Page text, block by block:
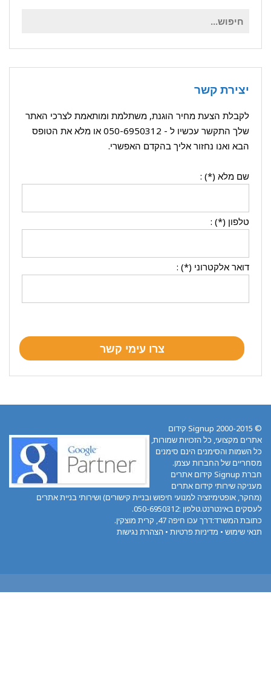
יצירת קשר
לקבלת הצעת מחיר הוגנת, משתלמת ומותאמת לצרכי האתר
שלך התקשר עכשיו ל - 050-6950312או מלא את הטופס
הבא ואנו נחזור אליך בהקדם האפשרי.
שם מלא (*) :
טלפון (*) :
דואר אלקטרוני (*) :
© 2000-2015 Signup קידום
מקצועי, כל הזכויות שמורות,
השמות והסימנים הינם סימנים
של החברות עצמן.
חברת Signup קידום אתרים
שירותי קידום אתרים
אופטימיזציה למנועי חיפוש ובניית קישורים) ושירותי בניית אתרים
באינטרנט.טלפון :050-6950312.
המשרד:דרך עכו חיפה 47, קרית מוצקין.
שימוש•מדיניות פרטיות•הצהרת נגישות